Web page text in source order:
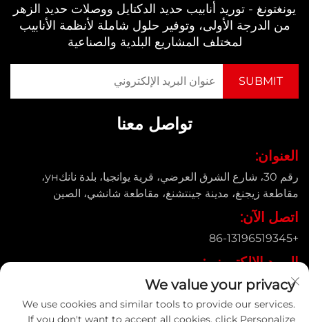
يونغتونغ - توريد أنابيب حديد الدكتايل ووصلات حديد الزهر
من الدرجة الأولى، وتوفير حلول شاملة لأنظمة الأنابيب
لمختلف المشاريع البلدية والصناعية
تواصل معنا
العنوان:
رقم 30، شارع الشرق العرضي، قرية يوانجيا، بلدة نانكун،
مقاطعة زيجنغ، مدينة جينتشنغ، مقاطعة شانشي، الصين
اتصل الآن:
+86-13196519345
البريد الإلكتروني:
[email protected]
We value your privacy
We use cookies and similar tools to provide our services.
If you don't want to accept all cookies, click Personalize